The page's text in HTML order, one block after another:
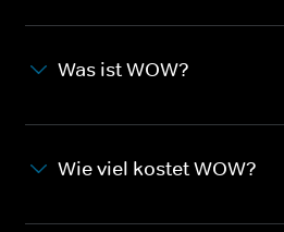
Was ist WOW?
Wie viel kostet WOW?